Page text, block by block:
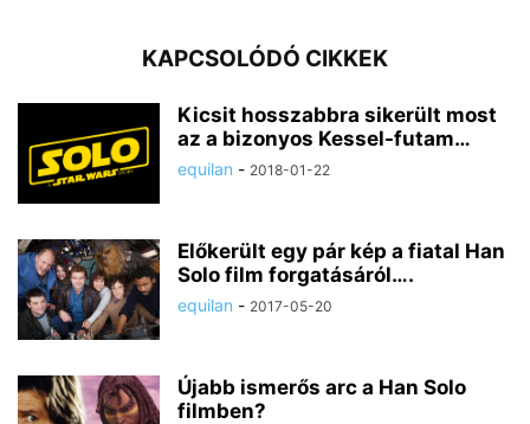
KAPCSOLÓDÓ CIKKEK
Kicsit hosszabbra sikerült most
az a bizonyos Kessel-futam…
equilan - 2018-01-22
Előkerült egy pár kép a fiatal Han
Solo film forgatásáról….
equilan - 2017-05-20
Újabb ismerős arc a Han Solo
filmben?